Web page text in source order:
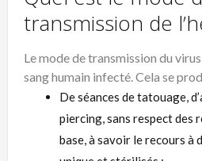
transmission de
Le mode de transmission du
sang humain infecté. Cela se
De séances de tatouage,
piercing, sans respect des
base, à savoir le recours à